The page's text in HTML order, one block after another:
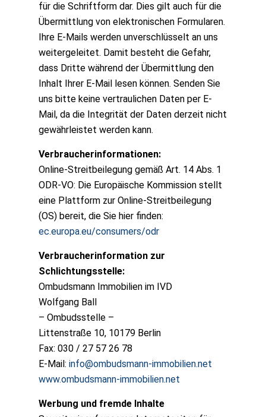
für die Schriftform dar. Dies gilt auch für die
Übermittlung von elektronischen Formularen.
Ihre E-Mails werden unverschlüsselt an uns
weitergeleitet. Damit besteht die Gefahr,
dass Dritte während der Übermittlung den
Inhalt Ihrer E-Mail lesen können. Senden Sie
uns bitte keine vertraulichen Daten per E-
Mail, da die Integrität der Daten derzeit nicht
gewährleistet werden kann.
Verbraucherinformationen:
Online-Streitbeilegung gemäß Art. 14 Abs. 1
ODR-VO: Die Europäische Kommission stellt
eine Plattform zur Online-Streitbeilegung
(OS) bereit, die Sie hier finden:
ec.europa.eu/consumers/odr
Verbraucherinformation zur
Schlichtungsstelle:
Ombudsmann Immobilien im IVD
Wolfgang Ball
– Ombudsstelle –
Littenstraße 10, 10179 Berlin
Fax: 030 / 27 57 26 78
E-Mail: info@ombudsmann-immobilien.net
www.ombudsmann-immobilien.net
Werbung und fremde Inhalte